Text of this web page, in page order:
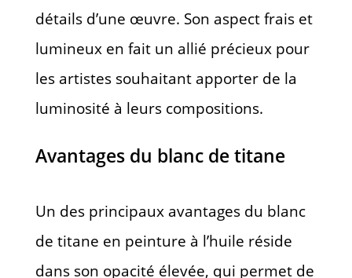
détails d’une œuvre. Son aspect frais et
lumineux en fait un allié précieux pour
les artistes souhaitant apporter de la
luminosité à leurs compositions.
Avantages du blanc de titane
Un des principaux avantages du blanc
de titane en peinture à l’huile réside
dans son opacité élevée, qui permet de